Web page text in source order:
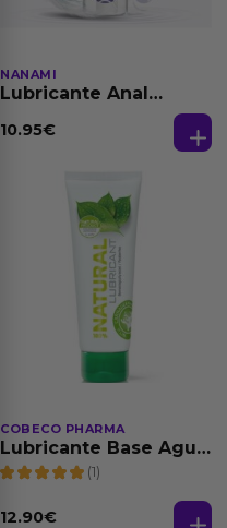
NANAMI
Lubricante Anal
Dilatación Base Agua
10.95€
COBECO PHARMA
Lubricante Base Agua
100% Natural 125 ml
(1)
12.90€